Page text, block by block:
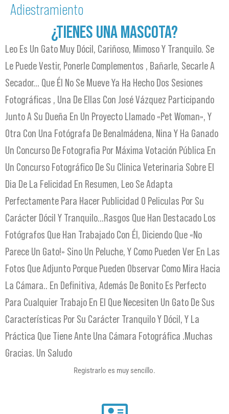
Adiestramiento
¿TIENES UNA MASCOTA?
Leo Es Un Gato Muy Dócil, Cariñoso, Mimoso Y Tranquilo. Se
Le Puede Vestir, Ponerle Complementos , Bañarle, Secarle A
Secador… Que Él No Se Mueve Ya Ha Hecho Dos Sesiones
Fotográficas , Una De Ellas Con José Vázquez Participando
Junto A Su Dueña En Un Proyecto Llamado «Pet Woman», Y
Otra Con Una Fotógrafa De Benalmádena, Nina Y Ha Ganado
Un Concurso De Fotografia Por Máxima Votación Pública En
Un Concurso Fotográfico De Su Clinica Veterinaria Sobre El
Dia De La Felicidad En Resumen, Leo Se Adapta
Perfectamente Para Hacer Publicidad O Peliculas Por Su
Carácter Dócil Y Tranquilo…rasgos Que Han Destacado Los
Fotógrafos Que Han Trabajado Con Él, Diciendo Que «no
Parece Un Gato!» Sino Un Peluche, Y Como Pueden Ver En Las
Fotos Que Adjunto Porque Pueden Observar Como Mira Hacia
La Cámara.. En Definitiva, Además De Bonito Es Perfecto
Para Cualquier Trabajo En El Que Necesiten Un Gato De Sus
Características Por Su Carácter Tranquilo Y Dócil, Y La
Práctica Que Tiene Ante Una Cámara Fotográfica .Muchas
Gracias. Un Saludo
Registrarlo es muy sencillo.